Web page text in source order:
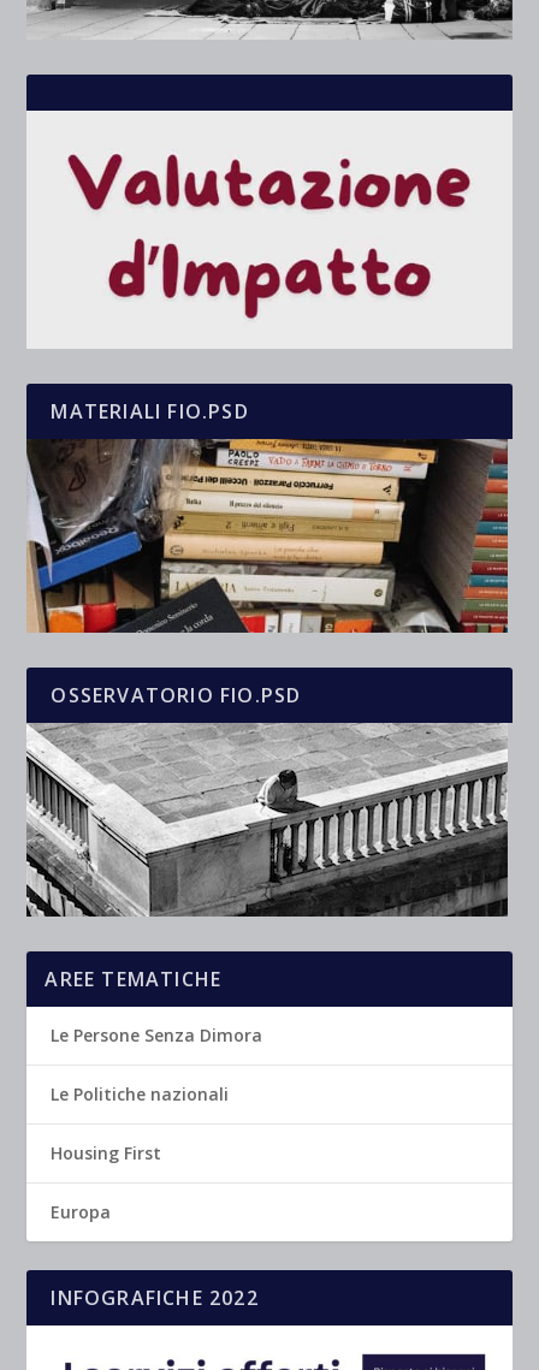
MATERIALI FIO.PSD
OSSERVATORIO FIO.PSD
AREE TEMATICHE
Le Persone Senza Dimora
Le Politiche nazionali
Housing First
Europa
INFOGRAFICHE 2022